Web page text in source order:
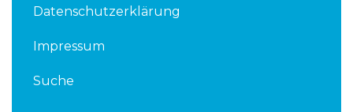
Datenschutzerklärung
Impressum
Suche